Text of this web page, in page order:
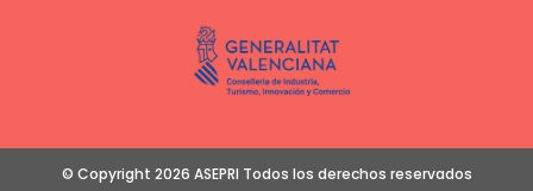
© Copyright 2026 ASEPRI Todos los derechos reservados